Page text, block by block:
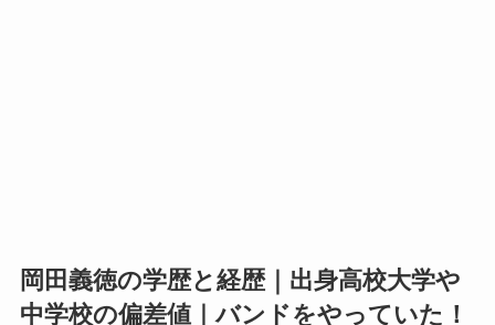
岡田義徳の学歴と経歴｜出身高校大学や
中学校の偏差値｜バンドをやっていた！